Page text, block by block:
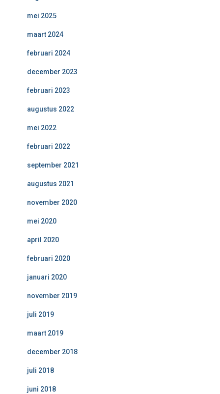
mei 2025
maart 2024
februari 2024
december 2023
februari 2023
augustus 2022
mei 2022
februari 2022
september 2021
augustus 2021
november 2020
mei 2020
april 2020
februari 2020
januari 2020
november 2019
juli 2019
maart 2019
december 2018
juli 2018
juni 2018